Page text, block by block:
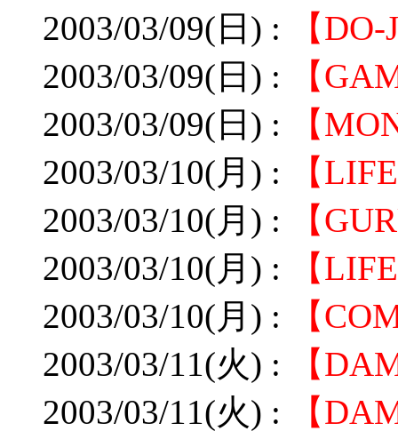
2003/03/09(日) :
【
2003/03/09(日) :
【
2003/03/09(日) :
【
2003/03/10(月) :
【
2003/03/10(月) :
【
2003/03/10(月) :
【
2003/03/10(月) :
【
2003/03/11(火) :
【
2003/03/11(火) :
【